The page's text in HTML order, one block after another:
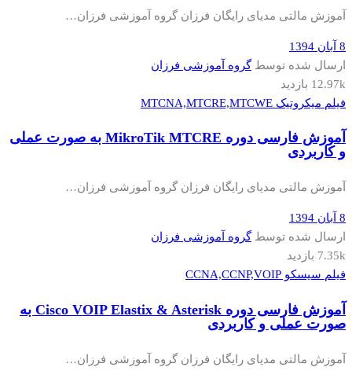
آموزش مالتی مدیای رایگان فرزان گروه آموزشی فرزان…
8 آبان 1394
ارسال شده توسطگروه آموزشی فرزان
12.97k بازدید
فیلم میکروتیک MTCNA,MTCRE,MTCWE
آموزش فارسی دوره MikroTik MTCRE به صورت عملی
و کاربردی
آموزش مالتی مدیای رایگان فرزان گروه آموزشی فرزان…
8 آبان 1394
ارسال شده توسطگروه آموزشی فرزان
7.35k بازدید
فیلم سیسکو CCNA,CCNP,VOIP
آموزش فارسی دوره Cisco VOIP Elastix & Asterisk به
صورت عملی و کاربردی
آموزش مالتی مدیای رایگان فرزان گروه آموزشی فرزان…